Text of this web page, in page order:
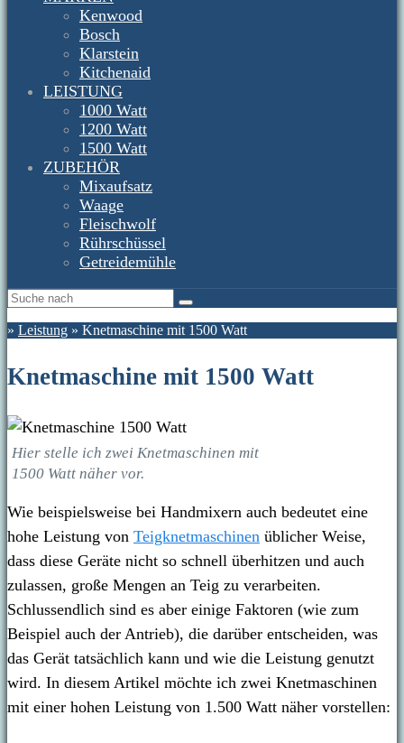
Kenwood
Bosch
Klarstein
Kitchenaid
LEISTUNG
1000 Watt
1200 Watt
1500 Watt
ZUBEHÖR
Mixaufsatz
Waage
Fleischwolf
Rührschüssel
Getreidemühle
» Leistung » Knetmaschine mit 1500 Watt
Knetmaschine mit 1500 Watt
Hier stelle ich zwei Knetmaschinen mit
1500 Watt näher vor.
Wie beispielsweise bei Handmixern auch bedeutet eine
hohe Leistung von Teigknetmaschinen üblicher Weise,
dass diese Geräte nicht so schnell überhitzen und auch
zulassen, große Mengen an Teig zu verarbeiten.
Schlussendlich sind es aber einige Faktoren (wie zum
Beispiel auch der Antrieb), die darüber entscheiden, was
das Gerät tatsächlich kann und wie die Leistung genutzt
wird. In diesem Artikel möchte ich zwei Knetmaschinen
mit einer hohen Leistung von 1.500 Watt näher vorstellen: